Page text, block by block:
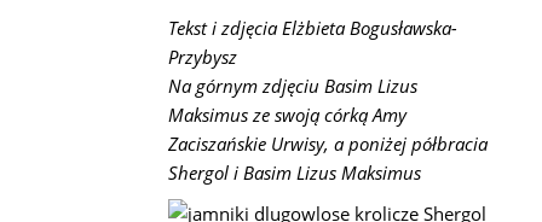
Tekst i zdjęcia Elżbieta Bogusławska-
Przybysz
Na górnym zdjęciu Basim Lizus
Maksimus ze swoją córką Amy
Zaciszańskie Urwisy, a poniżej półbracia
Shergol i Basim Lizus Maksimus